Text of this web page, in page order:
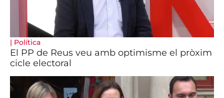
| Política
El PP de Reus veu amb optimisme el pròxim
cicle electoral